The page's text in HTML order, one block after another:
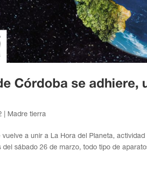
Córdoba se adhiere,
Madre tierra
a unir a La Hora del Planeta,
sábado 26 de marzo, todo tipo de